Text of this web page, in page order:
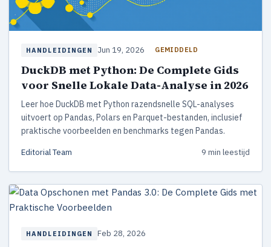
HANDLEIDINGEN Jun 19, 2026 GEMIDDELD
DuckDB met Python: De Complete Gids
voor Snelle Lokale Data-Analyse in 2026
Leer hoe DuckDB met Python razendsnelle SQL-analyses
uitvoert op Pandas, Polars en Parquet-bestanden, inclusief
praktische voorbeelden en benchmarks tegen Pandas.
Editorial Team 9 min leestijd
HANDLEIDINGEN Feb 28, 2026